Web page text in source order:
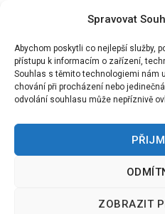
Spravovat
Abychom poskytli co nejlepší služby,
přístupu k informacím o zařízení,
Souhlas s těmito technologiemi nám
chování při procházení nebo
odvolání souhlasu může nepříznivě
ZOBRAZIT
REDIZO: 600016536
©